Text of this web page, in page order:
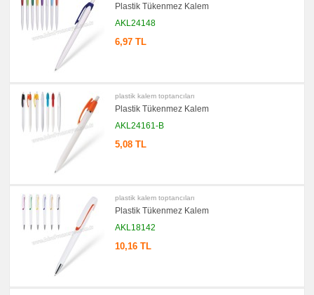
Plastik Tükenmez Kalem
AKL24148
6,97 TL
plastik kalem toptancıları
Plastik Tükenmez Kalem
AKL24161-B
5,08 TL
plastik kalem toptancıları
Plastik Tükenmez Kalem
AKL18142
10,16 TL